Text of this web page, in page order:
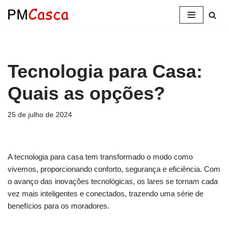
conteúdo
Tecnologia para Casa:
Quais as opções?
25 de julho de 2024
A tecnologia para casa tem transformado o modo como
vivemos, proporcionando conforto, segurança e eficiência. Com
o avanço das inovações tecnológicas, os lares se tornam cada
vez mais inteligentes e conectados, trazendo uma série de
benefícios para os moradores.